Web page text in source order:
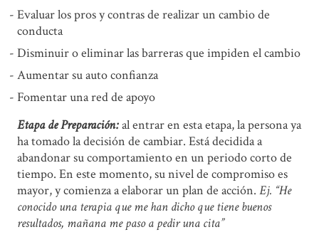
Evaluar los pros y contras de realizar un cambio de
conducta
Disminuir o eliminar las barreras que impiden el cambio
Aumentar su auto confianza
Fomentar una red de apoyo
Etapa de Preparación:al entrar en esta etapa, la persona ya
ha tomado la decisión de cambiar. Está decidida a
abandonar su comportamiento en un periodo corto de
tiempo. En este momento, su nivel de compromiso es
mayor, y comienza a elaborar un plan de acción. Ej. “He
conocido una terapia que me han dicho que tiene buenos
resultados, mañana me paso a pedir una cita”